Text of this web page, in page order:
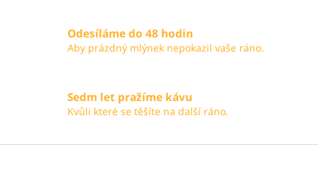
p
i
s
Odesíláme do 48 hodin
Aby prázdný mlýnek nepokazil vaše ráno.
Sedm let pražíme kávu
Kvůli které se těšíte na další ráno.